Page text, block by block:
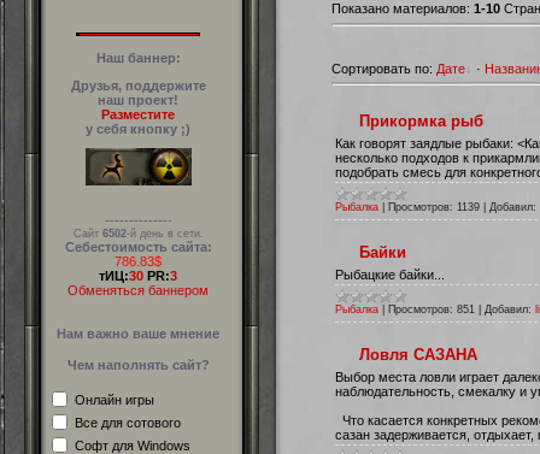
Наш баннер:
Друзья, поддержите
наш проект!
Разместите
у себя кнопку ;)
--------------
Сайт 6502-й день в сети.
Себестоимость сайта:
786.83$
тИЦ:30 PR:3
Обменяться баннером
Нам важно ваше мнение
Чем наполнять сайт?
Онлайн игры
Все для сотового
Софт для Windows
Показано материалов: 1-10
Сортировать по: Дате ·
Прикормка рыб
Как говорят заядлые рыбаки:
несколько подходов к
подобрать смесь для
Рыбалка Просмотров: 1139 Добавил:
Байки
Рыбацкие байки...
Рыбалка Просмотров: 851 Добавил:
Ловля САЗАНА
Выбор места ловли играет
наблюдательность, смекалку и
Что касается конкретных
сазан задерживается,